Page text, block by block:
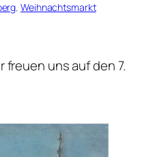
, Weihnachtsmarkt
freuen uns auf den 7.